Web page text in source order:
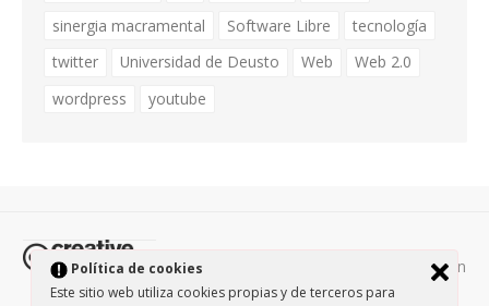
Política de cookies
Este sitio web utiliza cookies propias y de terceros para
sinergia macramental
Software Libre
tecnología
twitter
Universidad de Deusto Web
Web 2.0
wordpress
youtube
Todos los contenidos de esta página están
protegidos por la licencia Creative Commons Attribution-